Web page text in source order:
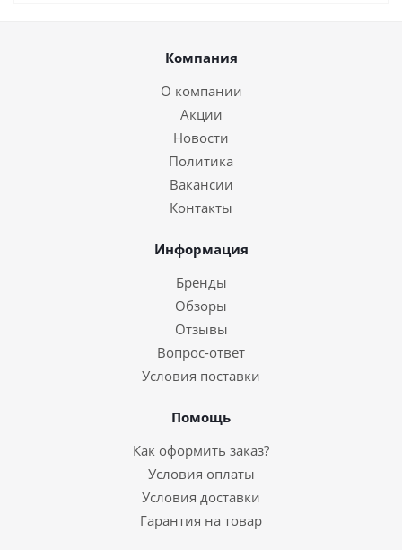
Компания
О компании
Акции
Новости
Политика
Вакансии
Контакты
Информация
Бренды
Обзоры
Отзывы
Вопрос-ответ
Условия поставки
Помощь
Как оформить заказ?
Условия оплаты
Условия доставки
Гарантия на товар